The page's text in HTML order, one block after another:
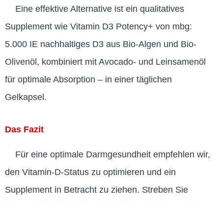
Eine effektive Alternative ist ein qualitatives
Supplement wie Vitamin D3 Potency+ von mbg:
5.000 IE nachhaltiges D3 aus Bio-Algen und Bio-
Olivenöl, kombiniert mit Avocado- und Leinsamenöl
für optimale Absorption – in einer täglichen
Gelkapsel.
Das Fazit
Für eine optimale Darmgesundheit empfehlen wir,
den Vitamin-D-Status zu optimieren und ein
Supplement in Betracht zu ziehen. Streben Sie